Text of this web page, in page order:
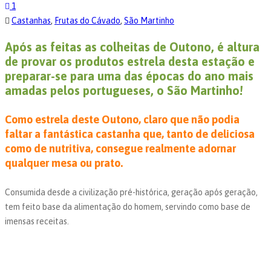
1
Castanhas, Frutas do Cávado, São Martinho
Após as feitas as colheitas de Outono, é altura
de provar os produtos estrela desta estação e
preparar-se para uma das épocas do ano mais
amadas pelos portugueses, o São Martinho!
Como estrela deste Outono, claro que não podia
faltar a fantástica castanha que, tanto de deliciosa
como de nutritiva, consegue realmente adornar
qualquer mesa ou prato.
Consumida desde a civilização pré-histórica, geração após geração,
tem feito base da alimentação do homem, servindo como base de
imensas receitas.